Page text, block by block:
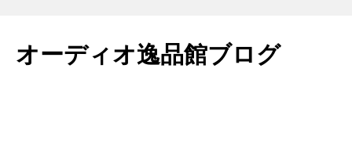
テ
ン
オーディオ逸品館ブログ